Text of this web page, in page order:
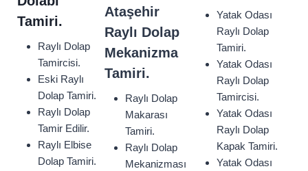
Tamiri.
Raylı Dolap
Tamircisi.
Eski Raylı
Dolap Tamiri.
Raylı Dolap
Tamir Edilir.
Raylı Elbise
Dolap Tamiri.
Ataşehir
Raylı Dolap
Mekanizma
Tamiri.
Raylı Dolap
Makarası
Tamiri.
Raylı Dolap
Mekanizması
Yatak Odası
Raylı Dolap
Tamiri.
Yatak Odası
Raylı Dolap
Tamircisi.
Yatak Odası
Raylı Dolap
Kapak Tamiri.
Yatak Odası